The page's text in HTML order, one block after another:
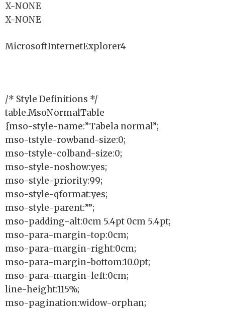
X-NONE
X-NONE
MicrosoftInternetExplorer4
/* Style Definitions */
table.MsoNormalTable
{mso-style-name:”Tabela normal”;
mso-tstyle-rowband-size:0;
mso-tstyle-colband-size:0;
mso-style-noshow:yes;
mso-style-priority:99;
mso-style-qformat:yes;
mso-style-parent:””;
mso-padding-alt:0cm 5.4pt 0cm 5.4pt;
mso-para-margin-top:0cm;
mso-para-margin-right:0cm;
mso-para-margin-bottom:10.0pt;
mso-para-margin-left:0cm;
line-height:115%;
mso-pagination:widow-orphan;